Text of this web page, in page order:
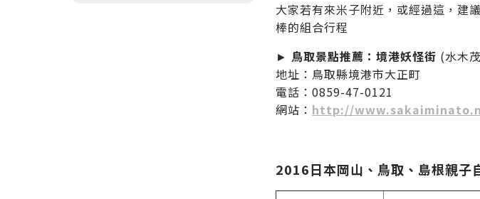
大家若有來米子附近，或經過這，建
棒的組合行程
► 鳥取景點推薦：境港妖怪街 (水木
地址：鳥取縣境港市大正町
電話：0859-47-0121
網站： http://
2016日本岡山、鳥取、島根親